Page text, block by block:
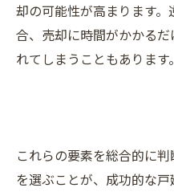
却の可能性が高まります
合、売却に時間がかかる
れてしまうこともあります。
これらの要素を総合的に
を選ぶことが、成功的な戸